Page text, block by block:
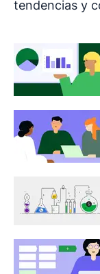
tendencias y